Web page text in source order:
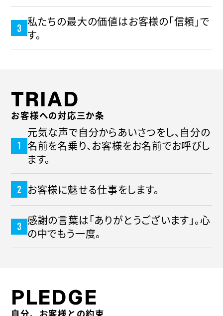
私たちの最大の価値はお客様の「信頼」で
す。
TRIAD
お客様への対応三か条
元気な声で自分からあいさつをし、自分の
名前を名乗り、お客様をお名前でお呼びし
ます。
お客様に魅せる仕事をします。
感謝の言葉は「ありがとうございます」。心
の中でもう一度。
PLEDGE
自分、お客様との約束